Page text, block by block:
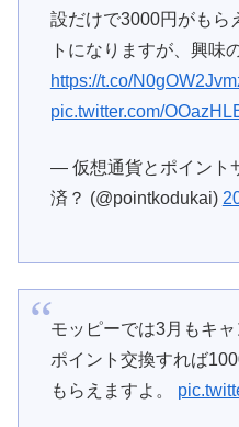
設だけで3000円がもら
トになりますが、興味
https://t.co/
pic.twitter.com/
— 仮想通貨とポイント
済？ (@pointkodukai)
モッピーでは3月もキ
ポイント交換すれば
もらえますよ。